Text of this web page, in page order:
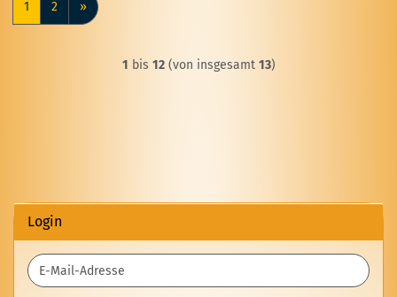
1 2 »
1 bis 12(von insgesamt 13)
Login
E-
Mail-